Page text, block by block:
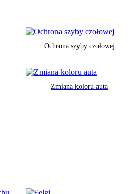
Ochrona szyby czołowej
Zmiana koloru auta